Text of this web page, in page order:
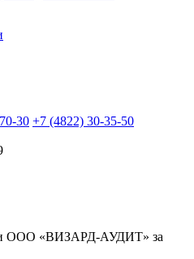
30 +7 (4822) 30-35-50
ООО «ВИЗАРД-АУДИТ» за